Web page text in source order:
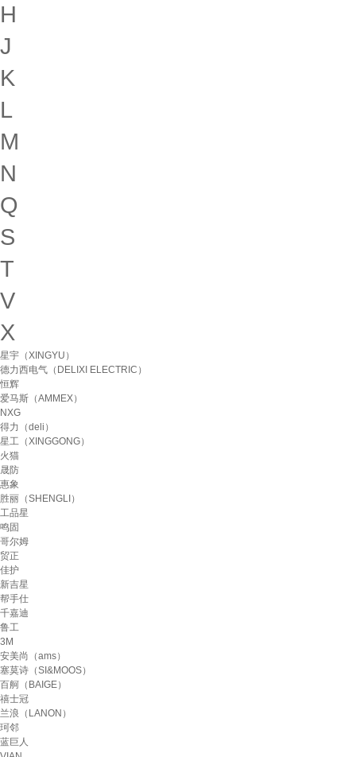
H
J
K
L
M
N
Q
S
T
V
X
星宇（XINGYU）
德力西电气（DELIXI ELECTRIC）
恒辉
爱马斯（AMMEX）
NXG
得力（deli）
星工（XINGGONG）
火猫
晟防
惠象
胜丽（SHENGLI）
工品星
鸣固
哥尔姆
贸正
佳护
新吉星
帮手仕
千嘉迪
鲁工
3M
安美尚（ams）
塞莫诗（SI&MOOS）
百舸（BAIGE）
禧士冠
兰浪（LANON）
珂邻
蓝巨人